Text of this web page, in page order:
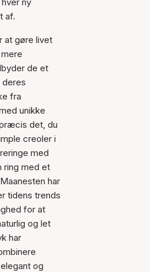
af.
at gøre livet
de et
deres
fra
unikke
det, du
creoler i
med
ring med et
har
tidens trends
for at
og let
har
og